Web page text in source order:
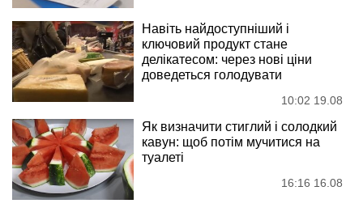
Навіть найдоступніший і
ключовий продукт стане
делікатесом: через нові ціни
доведеться голодувати
10:02 19.08
Як визначити стиглий і солодкий
кавун: щоб потім мучитися на
туалеті
16:16 16.08